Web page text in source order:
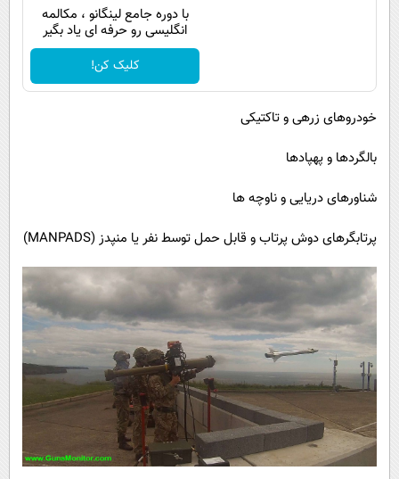
با دوره جامع لینگانو ، مکالمه
انگلیسی رو حرفه ای یاد بگیر
کلیک کن!
خودروهای زرهی و تاکتیکی
بالگردها و پهپادها
شناورهای دریایی و ناوچه ها
پرتابگرهای دوش پرتاب و قابل حمل توسط نفر یا منپدز (MANPADS)